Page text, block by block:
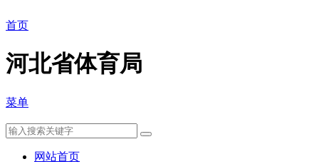
首页
河北省体育局
菜单
网站首页